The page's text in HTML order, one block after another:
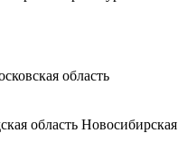
область
область Новосибирская